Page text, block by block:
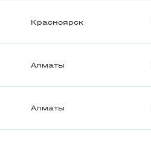
Красноярск
Алматы
Алматы